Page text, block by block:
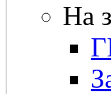
На